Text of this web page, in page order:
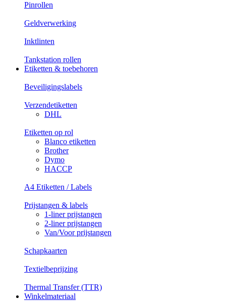
Pinrollen
Geldverwerking
Inktlinten
Tankstation rollen
Etiketten & toebehoren
Beveiligingslabels
Verzendetiketten
DHL
Etiketten op rol
Blanco etiketten
Brother
Dymo
HACCP
A4 Etiketten / Labels
Prijstangen & labels
1-liner prijstangen
2-liner prijstangen
Van/Voor prijstangen
Schapkaarten
Textielbeprijzing
Thermal Transfer (TTR)
Winkelmateriaal